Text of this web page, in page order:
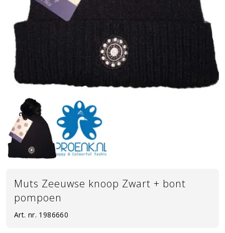
Muts Zeeuwse knoop Zwart + bont
pompoen
Art. nr. 1986660